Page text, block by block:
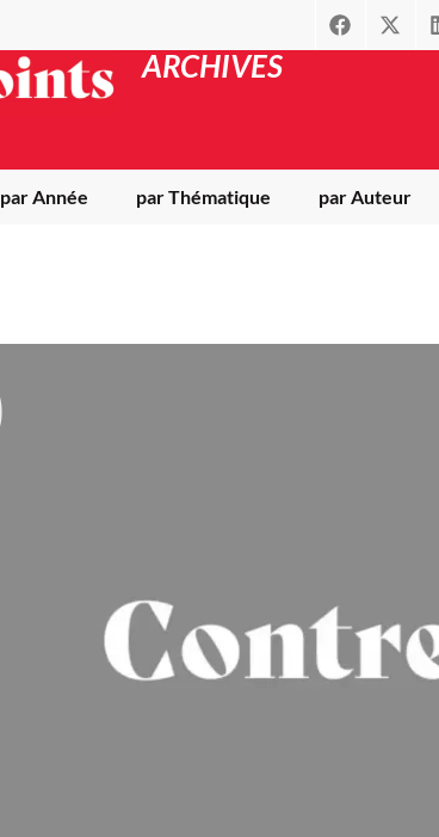
ARCHIVES
par Année par Thématique par Auteur